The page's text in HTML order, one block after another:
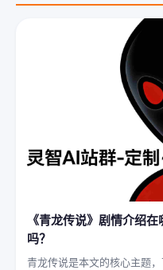
《青龙传说》剧情介绍
吗？
青龙传说是本文的核心主题